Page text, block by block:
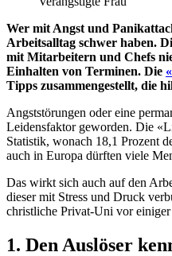
Wer mit Angst und
Arbeitsalltag schwer haben.
mit Mitarbeitern und Chefs
Einhalten von Terminen. Die
Tipps zusammengestellt, die
Angststörungen oder eine
Leidensfaktor geworden. Die
Statistik, wonach 18,1 Prozent
auch in Europa dürften viele
Das wirkt sich auch auf den
dieser mit Stress und Druck
christliche Privat-Uni vor
1. Den Auslöser